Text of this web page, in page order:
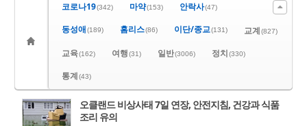
코로나19(342) 마약(153) 안락사(47)
동성애(189) 홈리스(86) 이단/종교(131) 교계(827)
교육(162) 여행(31) 일반(3006) 정치(330)
통계(43)
오클랜드 비상사태 7일 연장, 안전지침, 건강과 식품
조리 유의